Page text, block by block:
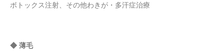
ボトックス注射、その他わきが・多汗症治療
◆ 薄毛